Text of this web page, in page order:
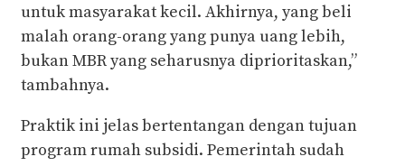
untuk masyarakat kecil. Akhirnya, yang beli
malah orang-orang yang punya uang lebih,
bukan MBR yang seharusnya diprioritaskan,”
tambahnya.
Praktik ini jelas bertentangan dengan tujuan
program rumah subsidi. Pemerintah sudah